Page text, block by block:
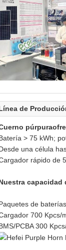
de
púrpura
> 75 kWh;
una célula
rápido de
capacidad
de
700 Kpcs/
PCBA 300